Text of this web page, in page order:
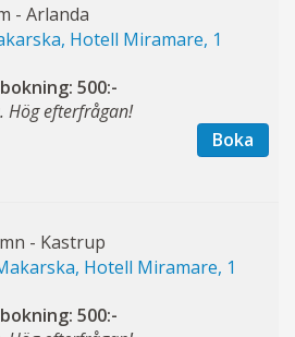
- Arlanda
Hotell Miramare, 1
500:-
Hög efterfrågan!
Boka
- Kastrup
Hotell Miramare, 1
500:-